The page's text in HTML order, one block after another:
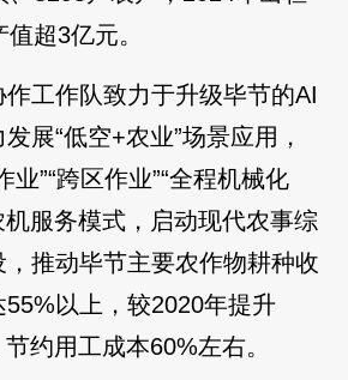
超3亿元。
工作队致力于升级毕节的AI
展“低空+农业”场景应用，
业”“跨区作业”“全程机械化
机服务模式，启动现代农事综
推动毕节主要农作物耕种收
以上，较2020年提升
约用工成本60%左右。